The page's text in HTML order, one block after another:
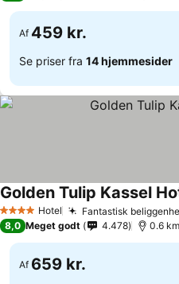
Af 459 kr.
Se priser fra 14 hjemmesider
4 StjernerHotel Fantastisk
Golden Tulip Kassel
8,0 Meget godt 4.478 0.6
Af 659 kr.